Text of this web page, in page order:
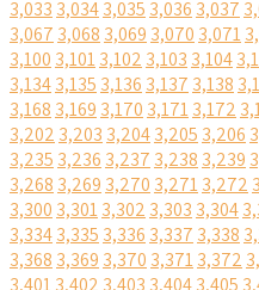
3,033 3,0343,035 3,036 3,037
3,067 3,068 3,069 3,070 3,071
3,100 3,1013,102 3,103 3,104
3,1343,135 3,136 3,137 3,138
3,168 3,169 3,170 3,1713,172
3,202 3,203 3,2043,205 3,206
3,235 3,236 3,237 3,238 3,239
3,268 3,269 3,270 3,2713,272
3,300 3,3013,302 3,303 3,304
3,3343,335 3,336 3,337 3,338
3,368 3,369 3,370 3,3713,372